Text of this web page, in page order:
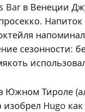
Bar в Венеции
сезонности:
Южном Тироле
Hugo